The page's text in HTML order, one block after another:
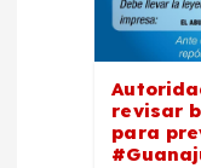
revisar
para